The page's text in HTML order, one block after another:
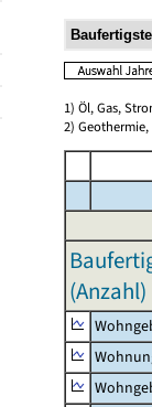
1) Öl, Gas,
2)
(Anzahl)